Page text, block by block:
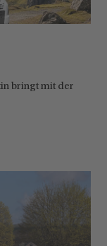
bringt mit der